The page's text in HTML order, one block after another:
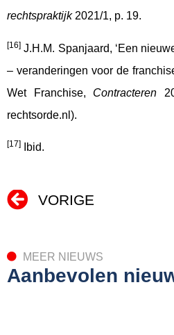
rechtspraktijk 2021/1, p. 19.
[16] J.H.M. Spanjaard, ‘Een
– veranderingen voor de
Wet Franchise, Contracteren
rechtsorde.nl).
[17] Ibid.
VORIGE
MEER NIEUWS
Aanbevolen